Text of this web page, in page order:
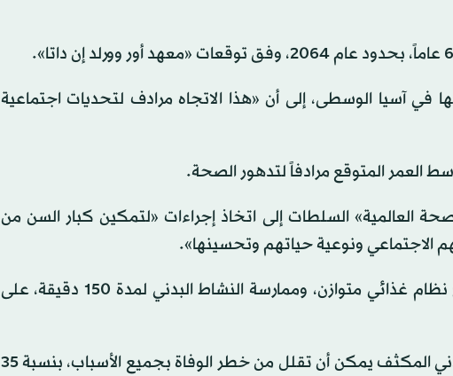
للمنظمة، الذي يضم 53 دولة، بعضها في آسيا الوسطى، إلى أن «هذا الاتجاه مرادف لتحديات اجتماعية
العمر المتوقع مرادفاً لتدهور الصحة.
العالمية» السلطات إلى اتخاذ إجراءات «لتمكين كبار السن من
الاجتماعي ونوعية حياتهم وتحسينها».
ومن بين الإجراءات الموصَى بها، تسليط الضوء على اتباع نظام غذائي متوازن، وممارسة النشاط البدني لمدة 150 دقيقة، على
وأكدت «منظمة الصحة العالمية» أن «ممارسة النشاط البدني المكثف يمكن أن تقلل من خطر الوفاة بجميع الأسباب، بنسبة 35